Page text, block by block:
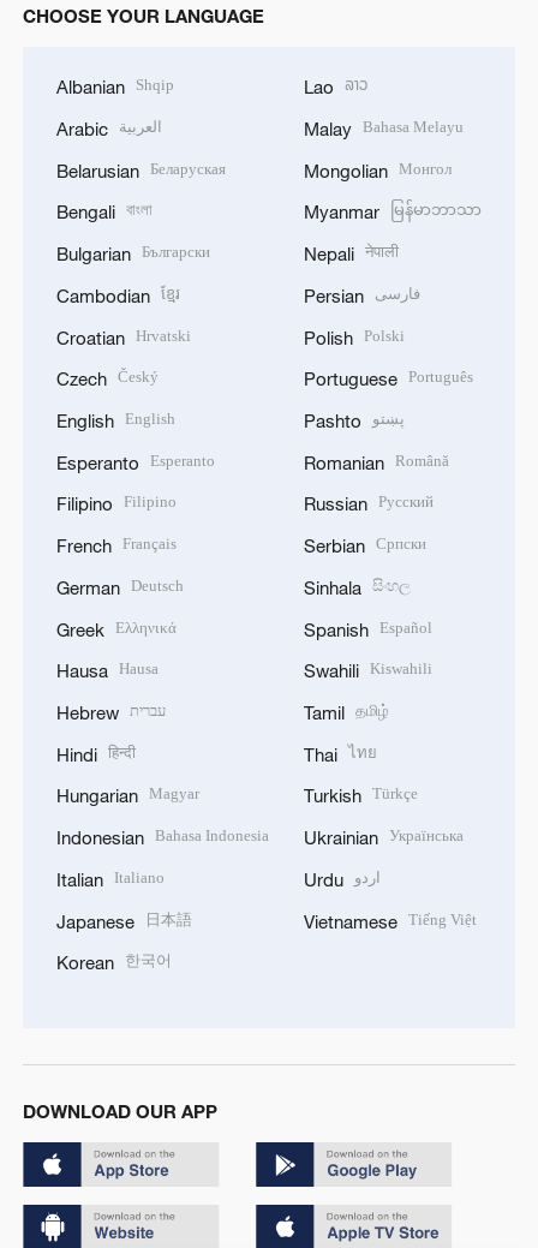
CHOOSE YOUR LANGUAGE
Albanian Shqip
Arabic العربية
Belarusian Беларуская
Bengali বাংলা
Bulgarian Български
Cambodian ខ្មែរ
Croatian Hrvatski
Czech Český
English English
Esperanto Esperanto
Filipino Filipino
French Français
German Deutsch
Greek Ελληνικά
Hausa Hausa
Hebrew עברית
Hindi हिन्दी
Hungarian Magyar
Indonesian Bahasa Indonesia
Italian Italiano
Japanese 日本語
Korean 한국어
Lao ລາວ
Malay Bahasa Melayu
Mongolian Монгол
Myanmar မြန်မာဘာသာ
Nepali नेपाली
Persian فارسی
Polish Polski
Portuguese Português
Pashto پښتو
Romanian Română
Russian Русский
Serbian Српски
Sinhala සිංහල
Spanish Español
Swahili Kiswahili
Tamil தமிழ்
Thai ไทย
Turkish Türkçe
Ukrainian Українська
Urdu اردو
Vietnamese Tiếng Việt
DOWNLOAD OUR APP